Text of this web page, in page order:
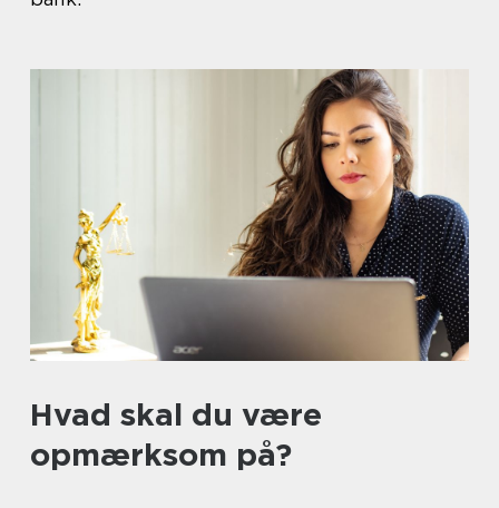
Hvad skal du være
opmærksom på?